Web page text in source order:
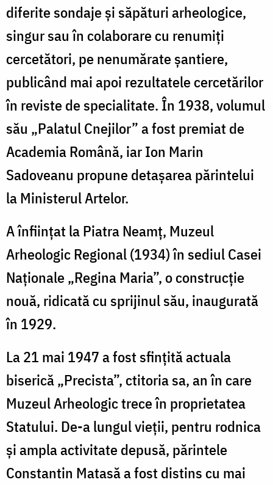
diferite sondaje și săpături arheologice,
singur sau în colaborare cu renumiți
cercetători, pe nenumărate șantiere,
publicând mai apoi rezultatele cercetărilor
în reviste de specialitate. În 1938, volumul
său „Palatul Cnejilor” a fost premiat de
Academia Română, iar Ion Marin
Sadoveanu propune detașarea părintelui
la Ministerul Artelor.
A înființat la Piatra Neamț, Muzeul
Arheologic Regional (1934) în sediul Casei
Naționale „Regina Maria”, o construcție
nouă, ridicată cu sprijinul său, inaugurată
în 1929.
La 21 mai 1947 a fost sfințită actuala
biserică „Precista”, ctitoria sa, an în care
Muzeul Arheologic trece în proprietatea
Statului. De-a lungul vieții, pentru rodnica
și ampla activitate depusă, părintele
Constantin Matasă a fost distins cu mai